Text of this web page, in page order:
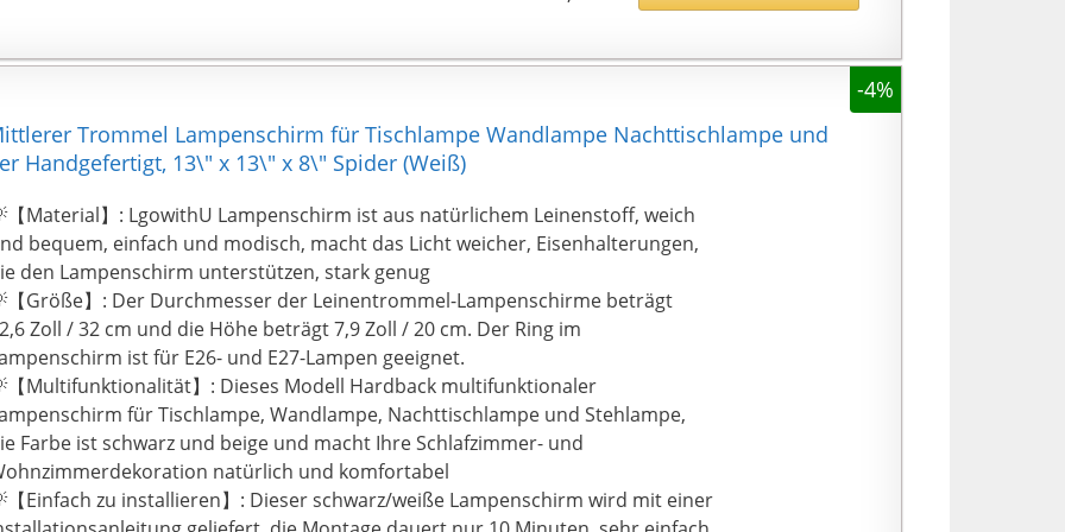
-4%
Trommel Lampenschirm für Tischlampe Wandlampe Nachttischlampe und
Handgefertigt, 13\" x 13\" x 8\" Spider (Weiß)
【Material】: LgowithU Lampenschirm ist aus natürlichem Leinenstoff, weich
bequem, einfach und modisch, macht das Licht weicher, Eisenhalterungen,
den Lampenschirm unterstützen, stark genug
【Größe】: Der Durchmesser der Leinentrommel-Lampenschirme beträgt
Zoll / 32 cm und die Höhe beträgt 7,9 Zoll / 20 cm. Der Ring im
ist für E26- und E27-Lampen geeignet.
【Multifunktionalität】: Dieses Modell Hardback multifunktionaler
für Tischlampe, Wandlampe, Nachttischlampe und Stehlampe,
Farbe ist schwarz und beige und macht Ihre Schlafzimmer- und
natürlich und komfortabel
【Einfach zu installieren】: Dieser schwarz/weiße Lampenschirm wird mit einer